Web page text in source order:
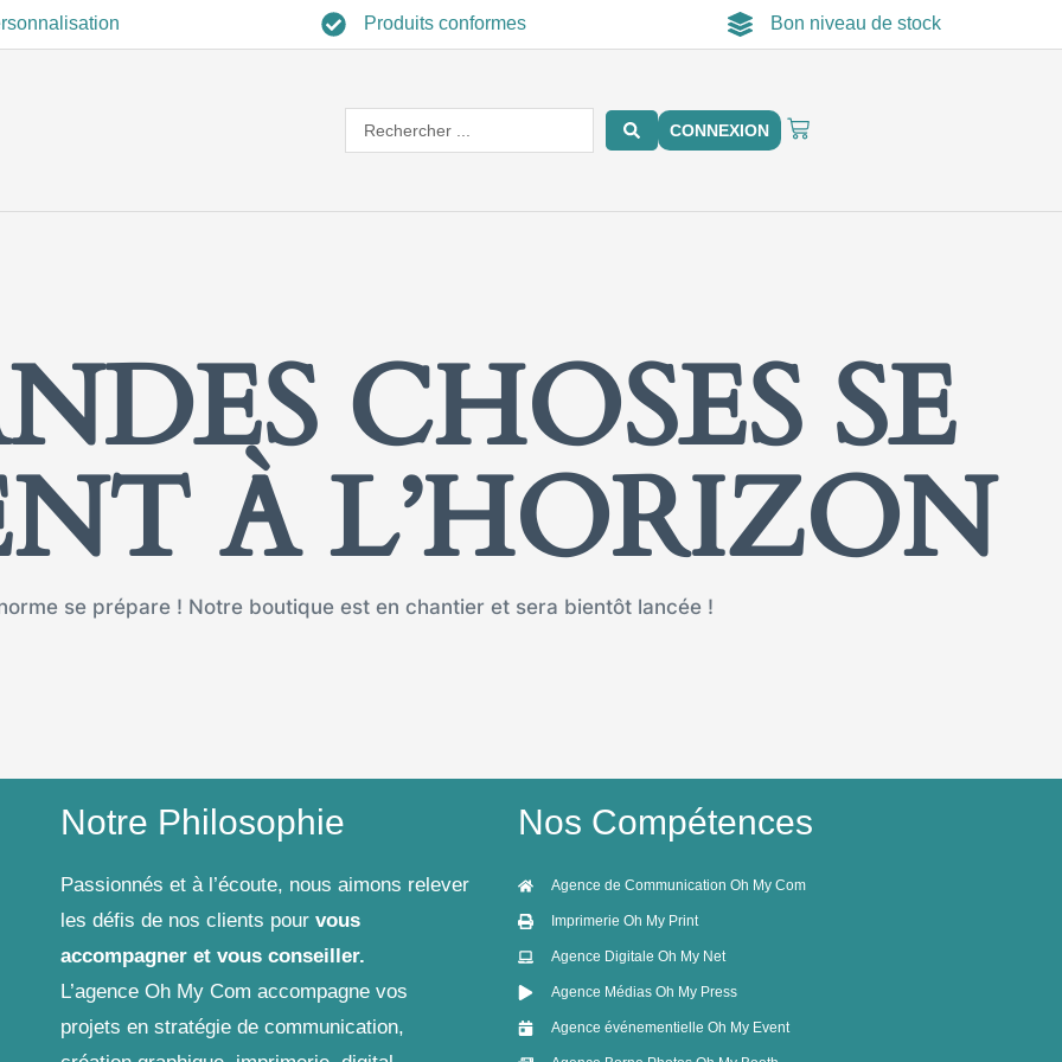
Produits conformes Bon niveau de stock
Search
...
CONNEXION PANIER
CHOSES SE
À L’HORIZON
se prépare ! Notre boutique est en chantier et sera bientôt lancée !
Notre Philosophie
Passionnés et à l’écoute, nous aimons relever
les défis de nos clients pour vous
accompagner et vous conseiller.
L’agence Oh My Com accompagne vos
projets en stratégie de communication,
Nos Compétences
Agence de Communication Oh My Com
Imprimerie Oh My Print
Agence Digitale Oh My Net
Agence Médias Oh My Press
Agence événementielle Oh My Event